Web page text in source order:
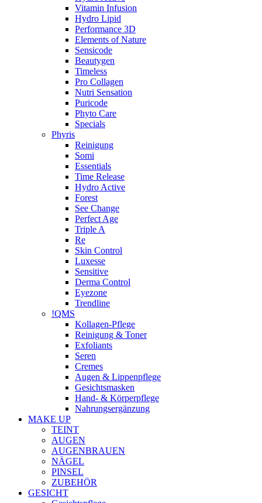
Vitamin Infusion
Hydro Lipid
Performance 3D
Elements of Nature
Sensicode
Beautygen
Timeless
Pro Collagen
Nutri Sensation
Puricode
Phyto Care
Specials
Phyris
Reinigung
Somi
Essentials
Time Release
Hydro Active
Forest
See Change
Perfect Age
Triple A
Re
Skin Control
Luxesse
Sensitive
Derma Control
Eyezone
Trendline
!QMS
Kollagen-Pflege
Reinigung & Toner
Exfoliants
Seren
Cremes
Augen & Lippenpflege
Gesichtsmasken
Hand- & Körperpflege
Nahrungsergänzung
MAKE UP
TEINT
AUGEN
AUGENBRAUEN
NÄGEL
PINSEL
ZUBEHÖR
GESICHT